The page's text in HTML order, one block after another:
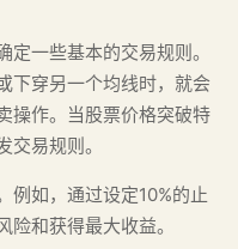
一些基本的交易规则。
下穿另一个均线时，就会
操作。当股票价格突破特
易规则。
例如，通过设定10%的止
和获得最大收益。